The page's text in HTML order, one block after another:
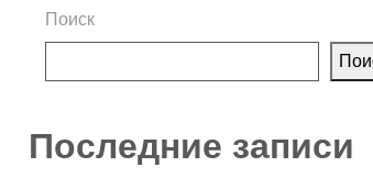
Поиск
Последние записи